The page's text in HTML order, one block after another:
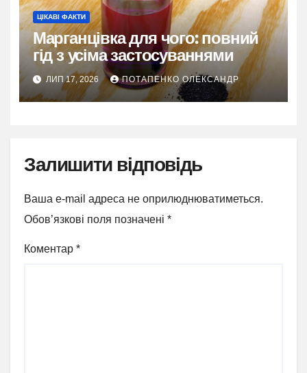
ЦІКАВІ ФАКТИ
Марганцівка для чого: повний
гід з усіма застосуваннями
ЛИП 17, 2026 ПОТАПЕНКО ОЛЕКСАНДР
Залишити відповідь
Ваша e-mail адреса не оприлюднюватиметься.
Обов’язкові поля позначені *
Коментар *